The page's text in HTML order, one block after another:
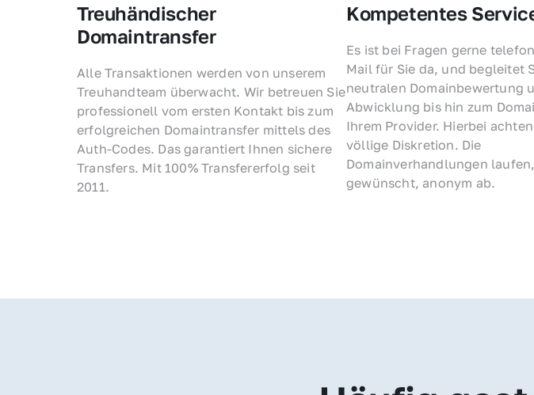
Treuhändischer
Domaintransfer
Alle Transaktionen werden von unserem
Treuhandteam überwacht. Wir betreuen Sie
professionell vom ersten Kontakt bis zum
erfolgreichen Domaintransfer mittels des
Auth-Codes. Das garantiert Ihnen sichere
Transfers. Mit 100% Transfererfolg seit
2011.
Kompetentes
Es ist bei Fragen gerne
Mail für Sie da, und begleitet
neutralen Domainbewertung
Abwicklung bis hin zum
Ihrem Provider. Hierbei
völlige Diskretion. Die
Domainverhandlungen
gewünscht, anonym ab.